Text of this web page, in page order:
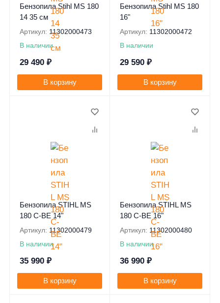
Бензопила Stihl MS 180
14 35 см
Артикул: 11302000473
В наличии
29 490 ₽
В корзину
Бензопила Stihl MS 180
16"
Артикул: 11302000472
В наличии
29 590 ₽
В корзину
Бензопила STIHL MS
180 C-BE 14"
Артикул: 11302000479
В наличии
35 990 ₽
В корзину
Бензопила STIHL MS
180 C-BE 16"
Артикул: 11302000480
В наличии
36 990 ₽
В корзину